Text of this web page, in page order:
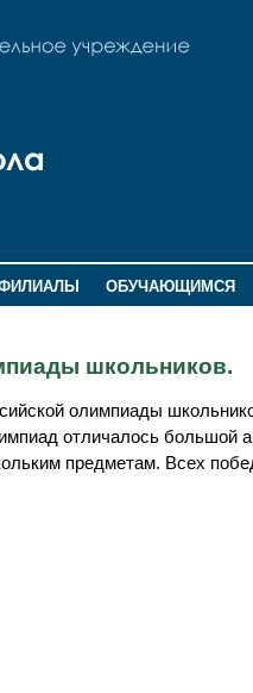
ОБУЧАЮЩИМСЯ
школьников.
олимпиады
отличалось большой
предметам. Всех